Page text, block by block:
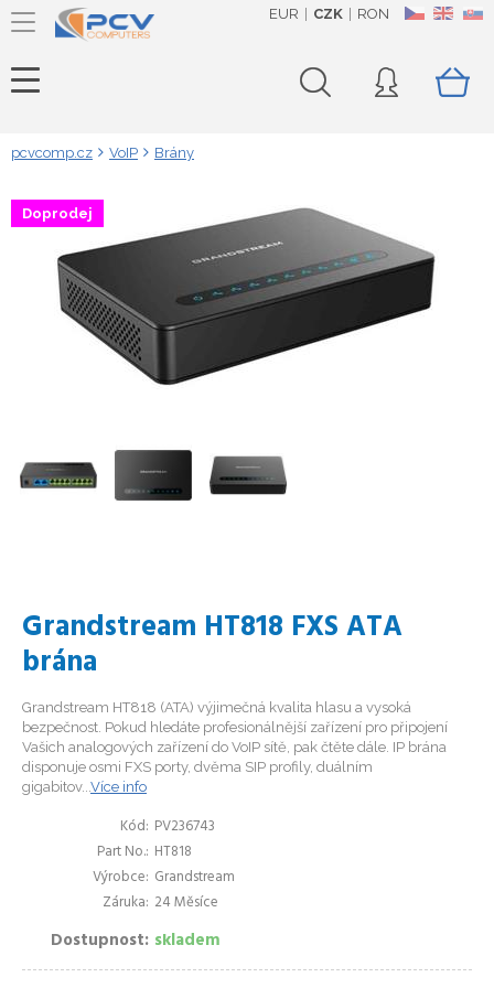
CZ EN SK
EUR CZK RON
pcvcomp.cz VoIP Brány
Doprodej
Grandstream HT818 FXS ATA
brána
Grandstream HT818 (ATA) výjimečná kvalita hlasu a vysoká
bezpečnost. Pokud hledáte profesionálnější zařízení pro připojení
Vašich analogových zařízení do VoIP sítě, pak čtěte dále. IP brána
disponuje osmi FXS porty, dvěma SIP profily, duálním
gigabitov...Více info
Kód PV236743
Part No. HT818
Výrobce Grandstream
Záruka 24 Měsíce
Dostupnost skladem